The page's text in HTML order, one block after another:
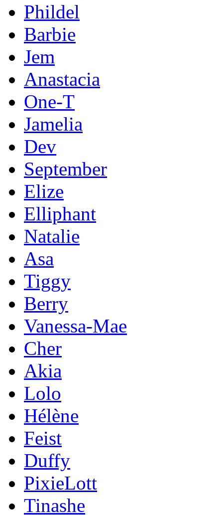
Phildel
Barbie
Jem
Anastacia
One-T
Jamelia
Dev
September
Elize
Elliphant
Natalie
Asa
Tiggy
Berry
Vanessa-Mae
Cher
Akia
Lolo
Hélène
Feist
Duffy
PixieLott
Tinashe